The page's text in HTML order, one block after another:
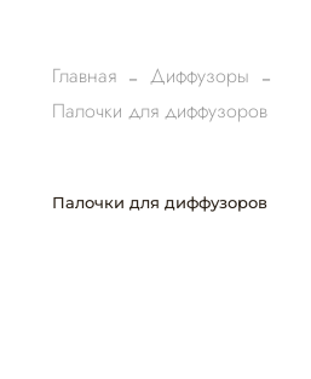
Главная
Диффузоры
Палочки для диффузоров
Палочки для диффузоров